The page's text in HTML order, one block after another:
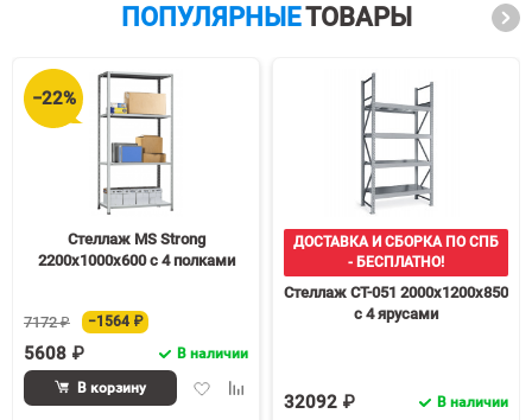
ПОПУЛЯРНЫЕТОВАРЫ
−22%
Стеллаж MS Strong
2200х1000х600 c 4 полками
7172 ₽ −1564 ₽
5608 ₽ В наличии
ДобавитьДобавить
В корзину
ДОСТАВКА И СБОРКА ПО СПБ
- БЕСПЛАТНО!
Стеллаж СТ-051 2000х1200х850
с 4 ярусами
32092 ₽ В наличии